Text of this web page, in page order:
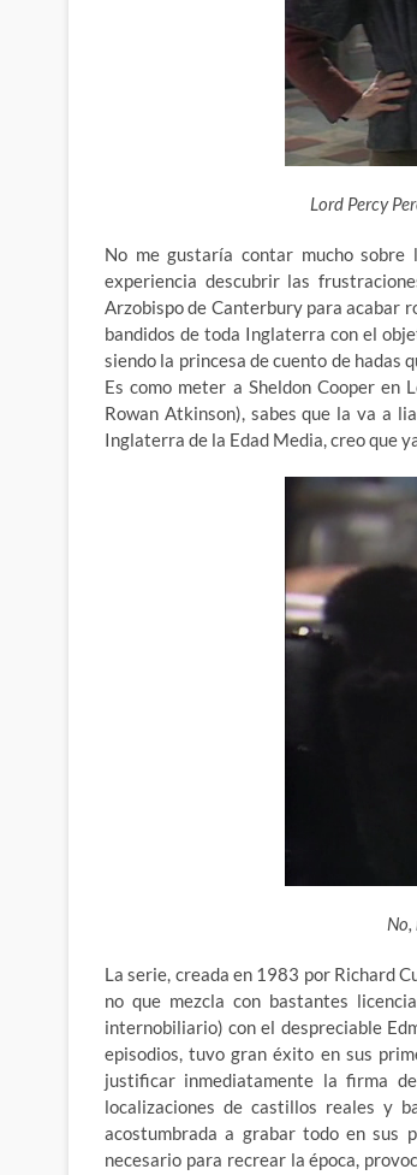
Lord Percy
No me gustaría contar mucho
experiencia descubrir las
Arzobispo de Canterbury para acabar
bandidos de toda Inglaterra con el
siendo la princesa de cuento de hadas
Es como meter a Sheldon Cooper en
Rowan Atkinson), sabes que la va a
Inglaterra de la Edad Media, creo que
La serie, creada en 1983 por Richard
no que mezcla con bastantes
internobiliario) con el despreciable
episodios, tuvo gran éxito en sus
justificar inmediatamente la firma
localizaciones de castillos reales y
acostumbrada a grabar todo en sus
necesario para recrear la época,